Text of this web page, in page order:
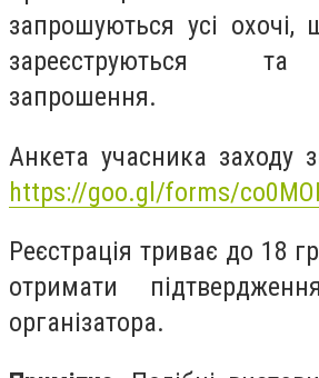
запрошуються усі охочі,
зареєструються
запрошення.
Анкета учасника заходу
https://goo.gl/forms/
Реєстрація триває до 18
отримати
організатора.